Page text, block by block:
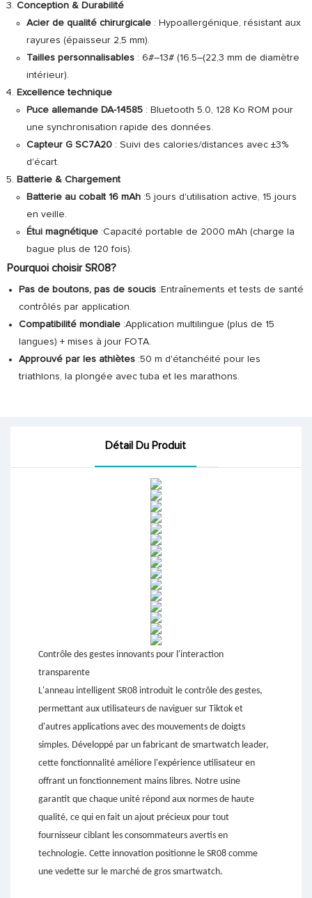
Conception & Durabilité
Acier de qualité chirurgicale : Hypoallergénique, résistant aux
rayures (épaisseur 2,5 mm).
Tailles personnalisables : 6#–13# (16.5–(22,3 mm de diamètre
intérieur).
Excellence technique
Puce allemande DA-14585 : Bluetooth 5.0, 128 Ko ROM pour
une synchronisation rapide des données.
Capteur G SC7A20 : Suivi des calories/distances avec ±3%
d'écart.
Batterie & Chargement
Batterie au cobalt 16 mAh :5 jours d'utilisation active, 15 jours
en veille.
Étui magnétique :Capacité portable de 2000 mAh (charge la
bague plus de 120 fois).
Pourquoi choisir SR08?
Pas de boutons, pas de soucis :Entraînements et tests de santé
contrôlés par application.
Compatibilité mondiale :Application multilingue (plus de 15
langues) + mises à jour FOTA.
Approuvé par les athlètes :50 m d'étanchéité pour les
triathlons, la plongée avec tuba et les marathons.
Détail Du Produit
Contrôle des gestes innovants pour l'interaction
transparente
L'anneau intelligent SR08 introduit le contrôle des gestes,
permettant aux utilisateurs de naviguer sur Tiktok et
d'autres applications avec des mouvements de doigts
simples. Développé par un fabricant de smartwatch leader,
cette fonctionnalité améliore l'expérience utilisateur en
offrant un fonctionnement mains libres. Notre usine
garantit que chaque unité répond aux normes de haute
qualité, ce qui en fait un ajout précieux pour tout
fournisseur ciblant les consommateurs avertis en
technologie. Cette innovation positionne le SR08 comme
une vedette sur le marché de gros smartwatch.